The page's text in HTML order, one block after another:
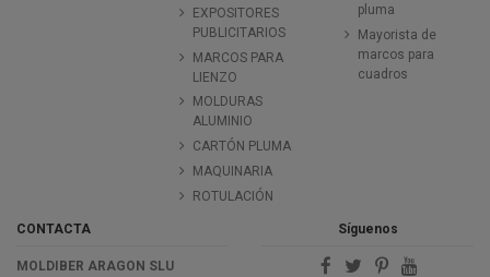
EXPOSITORES
PUBLICITARIOS
MARCOS PARA
LIENZO
MOLDURAS
ALUMINIO
CARTÓN PLUMA
MAQUINARIA
ROTULACIÓN
pluma
Mayorista de
marcos para
cuadros
CONTACTA
MOLDIBER ARAGON SLU
Síguenos